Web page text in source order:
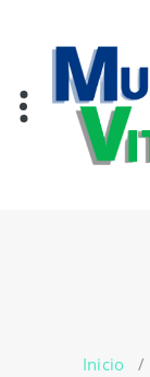
contenido
Inicio /